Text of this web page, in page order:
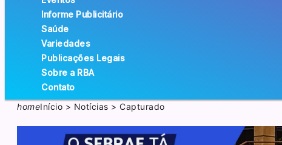
Informe Publicitário
Saúde
Variedades
Publicações Legais
Sobre a RBA
Contato
homeInício > Notícias >Capturado